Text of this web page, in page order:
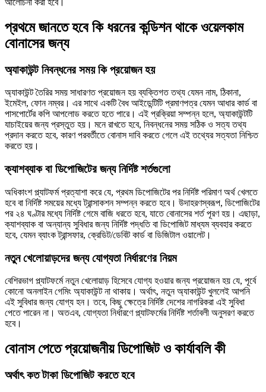
প্রথমে জানতে হবে কি ধরনের কন্ডিশন থাকে ওয়েলকাম
বোনাসের জন্য
অ্যাকাউন্ট নিবন্ধনের সময় কি প্রয়োজন হয়
অ্যাকাউন্ট তৈরির সময় সাধারণত প্রয়োজন হয় ব্যক্তিগত তথ্য যেমন নাম, ঠিকানা,
ইমেইল, ফোন নম্বর। এর সাথে একটি বৈধ আইডেন্টিটি প্রমাণপত্র যেমন আধার কার্ড বা
পাসপোর্টের কপি আপলোড করতে হতে পারে। এই প্রক্রিয়া সম্পন্ন হলে, অ্যাকাউন্টটি
যাচাইয়ের জন্য প্রস্তুত হয়। মনে রাখতে হবে, নিবন্ধনের সময় সঠিক ও সত্য তথ্য
প্রদান করতে হবে, কারণ পরবর্তীতে বোনাস দাবি করতে গেলে এই তথ্যের সত্যতা নিশ্চিত
করতে হয়।
ক্যাশব্যাক বা ডিপোজিটের জন্য নির্দিষ্ট শর্তগুলো
অধিকাংশ প্ল্যাটফর্ম প্রত্যাশা করে যে, প্রথম ডিপোজিটের পর নির্দিষ্ট পরিমাণ অর্থ খেলতে
হবে বা নির্দিষ্ট সময়ের মধ্যে ট্রান্সাকশন সম্পন্ন করতে হবে। উদাহরণস্বরূপ, ডিপোজিটের
পর ২৪ ঘণ্টার মধ্যে নির্দিষ্ট গেমে বাজি ধরতে হবে, যাতে বোনাসের শর্ত পূরণ হয়। এছাড়া,
ক্যাশব্যাক বা অন্যান্য সুবিধার জন্য নির্দিষ্ট পদ্ধতি বা ডিপোজিট মাধ্যম ব্যবহার করতে
হবে, যেমন ব্যাংক ট্রান্সফার, ক্রেডিট/ডেবিট কার্ড বা ডিজিটাল ওয়ালেট।
নতুন খেলোয়াড়দের জন্য যোগ্যতা নির্ধারণের নিয়ম
বেশিরভাগ প্ল্যাটফর্মে নতুন খেলোয়াড় হিসেবে যোগ্য হওয়ার জন্য প্রয়োজন হয় যে, পূর্বে
কোনো অনলাইন গেমিং অ্যাকাউন্ট না থাকায়। অর্থাৎ, নতুন অ্যাকাউন্ট খুললেই আপনি
এই সুবিধার জন্য যোগ্য হন। তবে, কিছু ক্ষেত্রে নির্দিষ্ট দেশের নাগরিকরা এই সুবিধা
পেতে পারেন না। অতএব, যোগ্যতা নির্ধারণে প্ল্যাটফর্মের নির্দিষ্ট শর্তাবলী অনুসরণ করতে
হবে।
বোনাস পেতে প্রয়োজনীয় ডিপোজিট ও কার্যাবলি কী
অর্থাৎ কত টাকা ডিপোজিট করতে হবে